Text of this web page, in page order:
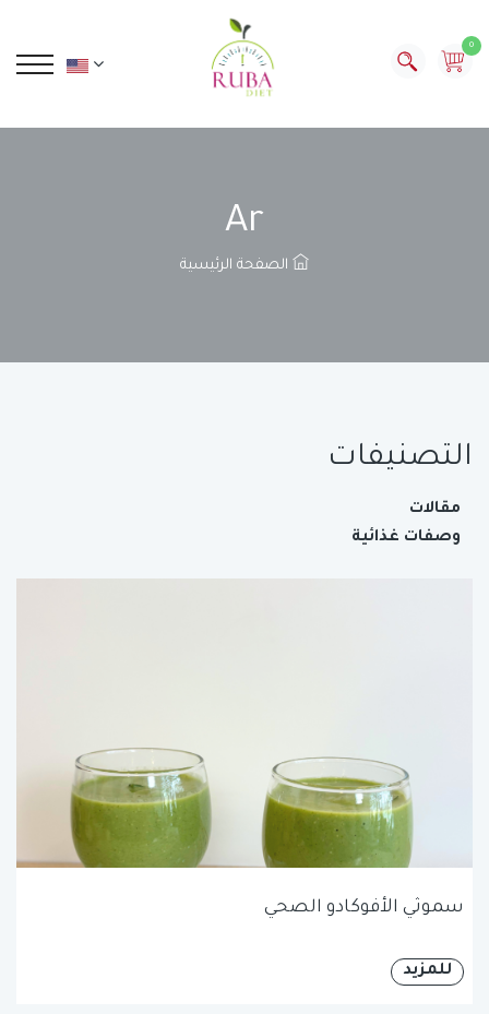
0
Ar
الصفحة الرئيسية
التصنيفات
مقالات
وصفات غذائية
سموثي الأفوكادو الصحي
للمزيد